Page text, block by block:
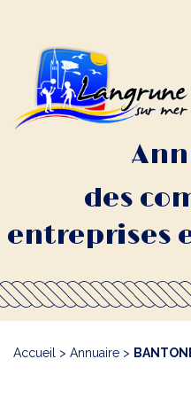
des
entreprises
Accueil > Annuaire >